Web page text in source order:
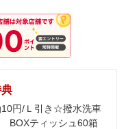
円/Ｌ引き☆撥水洗車
ッシュ60箱